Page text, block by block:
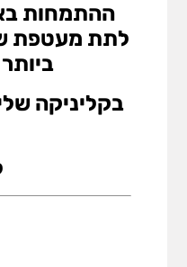
ההתמחות
בקליניקה